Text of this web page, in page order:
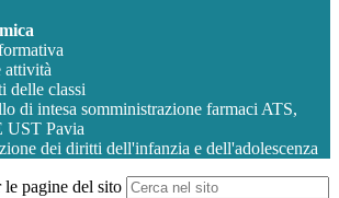
attività
delle classi
di intesa somministrazione farmaci ATS,
UST Pavia
dei diritti dell'infanzia e dell'adolescenza
pagine del sito